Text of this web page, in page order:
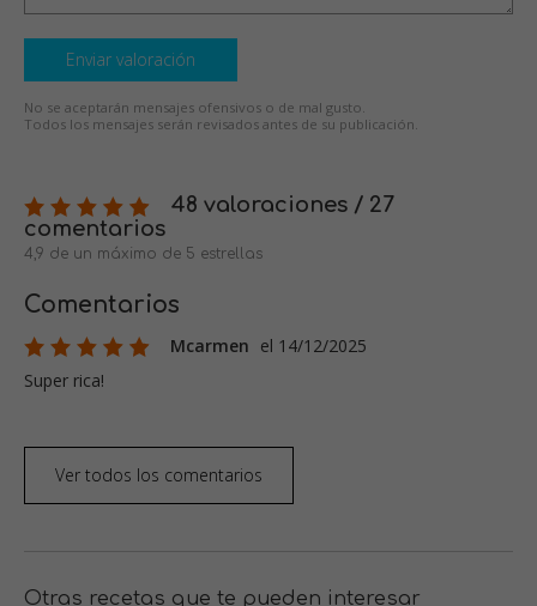
Enviar valoración
No se aceptarán mensajes ofensivos o de mal gusto.
Todos los mensajes serán revisados antes de su publicación.
48 valoraciones / 27
comentarios
4,9 de un máximo de 5 estrellas
Comentarios
Mcarmen el 14/12/2025
Super rica!
Ver todos los comentarios
Otras recetas que te pueden interesar